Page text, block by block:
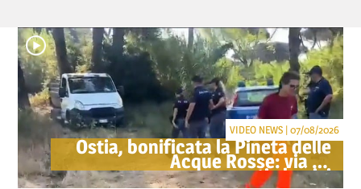
Ostia, bonificata la Pineta delle
Acque Rosse: via gli
accampamenti abusivi
VIDEO NEWS | 07/08/2026